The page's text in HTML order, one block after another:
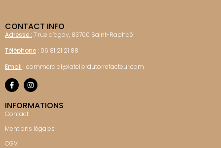
CONTACT INFO
Adresse : 7 rue d’agay, 83700 Saint-Raphaël
Téléphone : 06 81 21 21 88
Email : commercial@latelierdutorrefacteur.com
INFORMATIONS
Contact
Mentions légales
CGV